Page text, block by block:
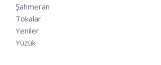
Şahmeran
Tokalar
Yeniler
Yüzük